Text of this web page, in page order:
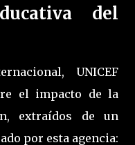
del
UNICEF
el impacto de la
extraídos de un
por esta agencia: